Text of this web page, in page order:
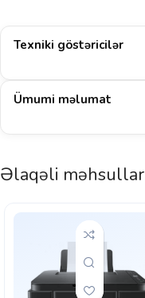
Texniki göstəricilər
Ümumi məlumat
Əlaqəli məhsullar